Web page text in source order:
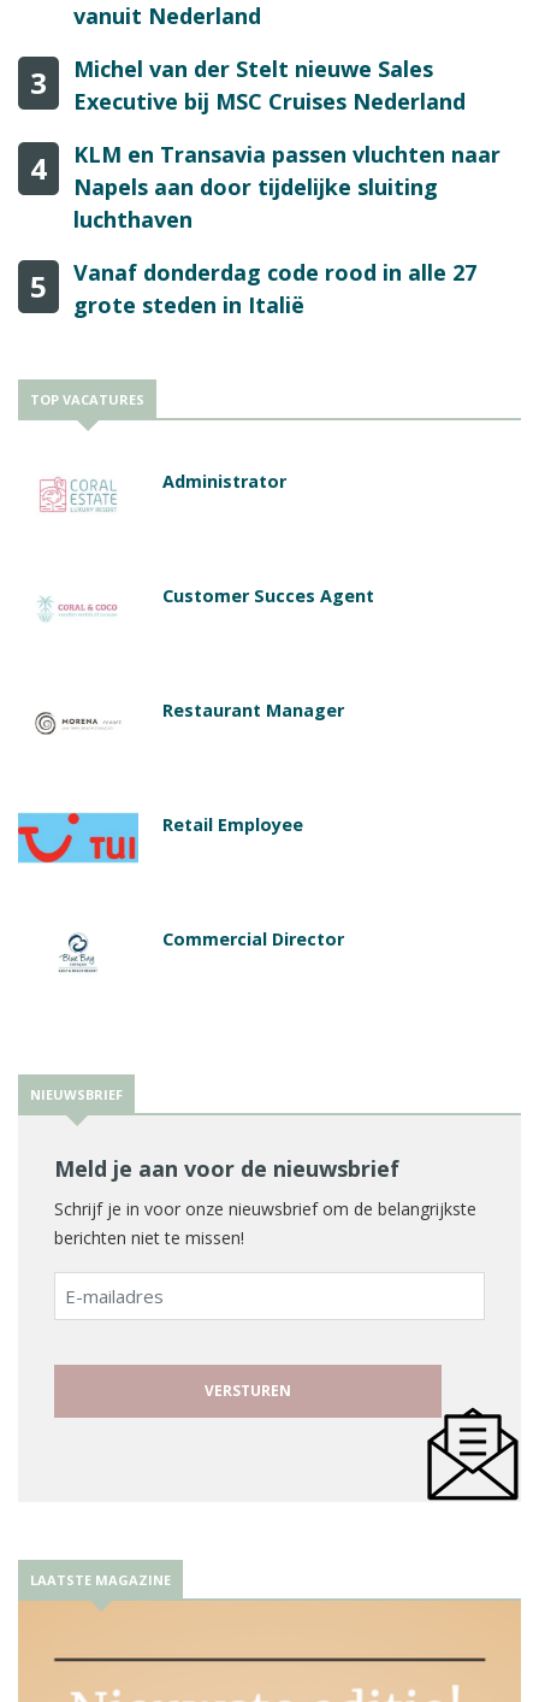
vanuit Nederland
3
Michel van der Stelt nieuwe Sales
Executive bij MSC Cruises Nederland
4
KLM en Transavia passen vluchten naar
Napels aan door tijdelijke sluiting
luchthaven
5
Vanaf donderdag code rood in alle 27
grote steden in Italië
TOP VACATURES
Administrator
Customer Succes Agent
Restaurant Manager
Retail Employee
Commercial Director
NIEUWSBRIEF
Meld je aan voor de nieuwsbrief
Schrijf je in voor onze nieuwsbrief om de belangrijkste
berichten niet te missen!
E-
mailadres
LAATSTE MAGAZINE